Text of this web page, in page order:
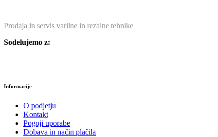
Prodaja in servis varilne in rezalne tehnike
Sodelujemo z:
Informacije
O podjetju
Kontakt
Pogoji uporabe
Dobava in način plačila